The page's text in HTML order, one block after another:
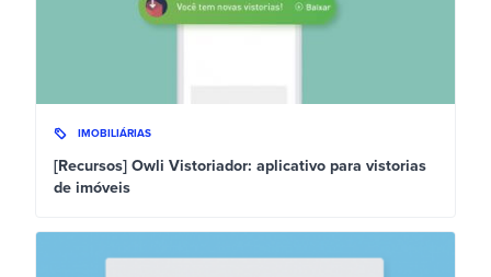
IMOBILIÁRIAS
[Recursos] Owli Vistoriador: aplicativo para vistorias
de imóveis